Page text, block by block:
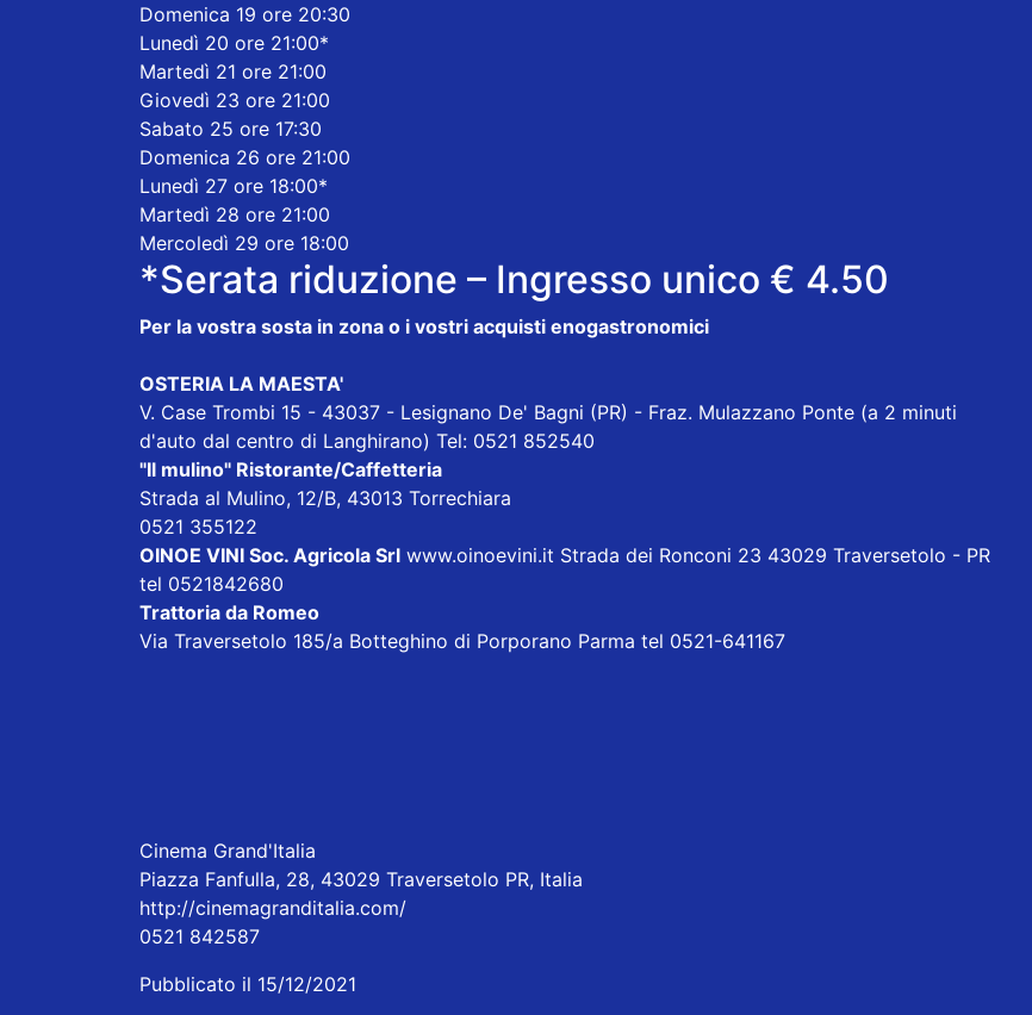
Domenica 19 ore 20:30
Lunedì 20 ore 21:00*
Martedì 21 ore 21:00
Giovedì 23 ore 21:00
Sabato 25 ore 17:30
Domenica 26 ore 21:00
Lunedì 27 ore 18:00*
Martedì 28 ore 21:00
Mercoledì 29 ore 18:00
*Serata riduzione – Ingresso unico € 4.50
Per la vostra sosta in zona o i vostri acquisti enogastronomici
OSTERIA LA MAESTA'
V. Case Trombi 15 - 43037 - Lesignano De' Bagni (PR) - Fraz. Mulazzano Ponte (a 2 minuti
d'auto dal centro di Langhirano) Tel: 0521 852540
"Il mulino" Ristorante/Caffetteria
Strada al Mulino, 12/B, 43013 Torrechiara
0521 355122
OINOE VINI Soc. Agricola Srl www.oinoevini.it Strada dei Ronconi 23 43029 Traversetolo - PR
tel 0521842680
Trattoria da Romeo
Via Traversetolo 185/a Botteghino di Porporano Parma tel 0521-641167
Cinema Grand'Italia
Piazza Fanfulla, 28, 43029 Traversetolo PR, Italia
http://cinemagranditalia.com/
0521 842587
Pubblicato il 15/12/2021